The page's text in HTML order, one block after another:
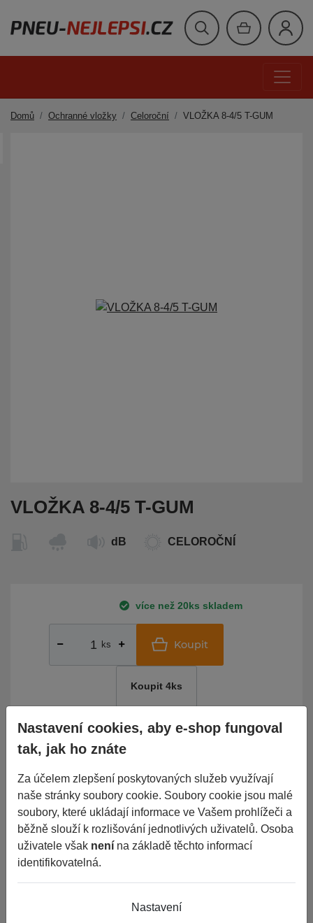
Domů Ochranné vložky Celoroční VLOŽKA 8-4/5 T-GUM
VLOŽKA 8-4/5 T-GUM
dB CELOROČNÍ
více než 20ks skladem
ks Koupit
Koupit 4ks
152 Kč
Porovnat
do 24
hodin
Nelze objednat více kusů
než je skladem.
Základní informace
Nastavení cookies, aby e-shop fungoval
tak, jak ho znáte
Za účelem zlepšení poskytovaných služeb využívají
naše stránky soubory cookie. Soubory cookie jsou malé
soubory, které ukládají informace ve Vašem prohlížeči a
běžně slouží k rozlišování jednotlivých uživatelů. Osoba
uživatele však není na základě těchto informací
identifikovatelná.
Nastavení